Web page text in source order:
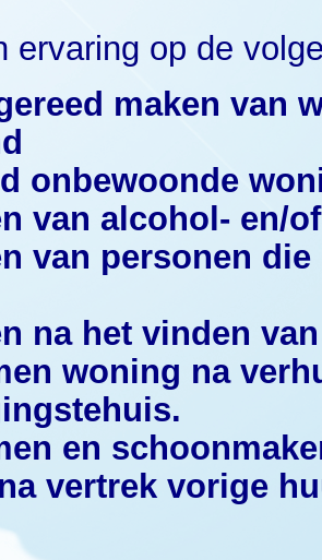
ervaring op de
maken van
onbewoonde
van alcohol‐ en/
van personen
na het vinden
woning na
en
vertrek vorige